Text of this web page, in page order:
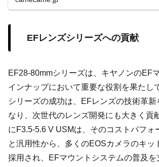
EFレンズシリーズへの貢献
EF28-80mmシリーズは、キヤノンのEF
インナップにおいて重要な役割を果たし
シリーズの成功は、EFレンズの技術革新
なり、次世代のレンズ開発にも大きく貢
にF3.5-5.6 V USMは、そのコストパフォ
と汎用性から、多くのEOSカメラのキッ
採用され、EFマウントシステムの普及を